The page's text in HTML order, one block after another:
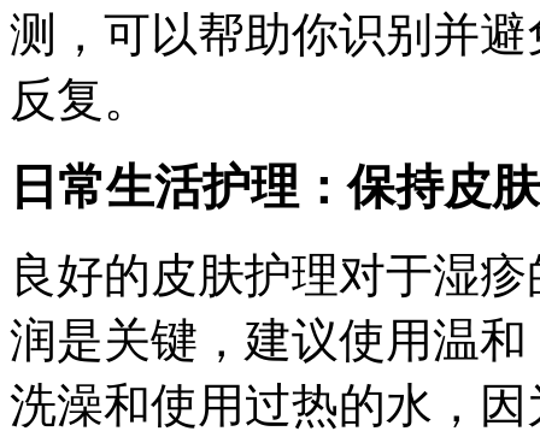
测，可以帮助你识别并
反复。
日常生活护理：保持皮
良好的皮肤护理对于湿
润是关键，建议使用温
洗澡和使用过热的水，